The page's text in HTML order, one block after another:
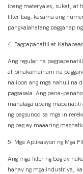
ibang materyales, sukat, at
filter bag, kasama ang
pangkalahatang pagganap
4. Pagpapanatili at
Ang regular na
at pinakamainam na
naiipon ang mga nahuli na
pagsasala. Ang pana-
mahalaga upang mapanatili
ng pagsunod sa mga
ng bag ay maaaring
5. Mga Aplikasyon ng Mga
Ang mga filter ng bag ay
hanay ng mga industriya,